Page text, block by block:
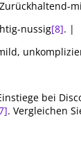
nussig[8]. |
bei
. Vergleichen